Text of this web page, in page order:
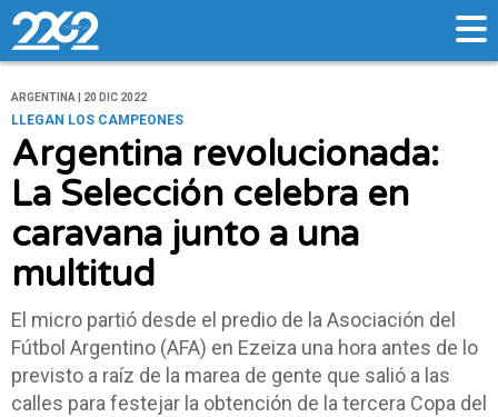
ARGENTINA | 20 DIC 2022
LLEGAN LOS CAMPEONES
Argentina revolucionada:
La Selección celebra en
caravana junto a una
multitud
El micro partió desde el predio de la Asociación del
Fútbol Argentino (AFA) en Ezeiza una hora antes de lo
previsto a raíz de la marea de gente que salió a las
calles para festejar la obtención de la tercera Copa del